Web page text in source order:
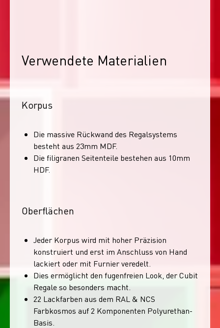
Verwendete Materialien
Korpus
Die massive Rückwand des Regalsystems
besteht aus 23mm MDF.
Die filigranen Seitenteile bestehen aus 10mm
HDF.
Oberflächen
Jeder Korpus wird mit hoher Präzision
konstruiert und erst im Anschluss von Hand
lackiert oder mit Furnier veredelt.
Dies ermöglicht den fugenfreien Look, der Cubit
Regale so besonders macht.
22 Lackfarben aus dem RAL & NCS
Farbkosmos auf 2 Komponenten Polyurethan-
Basis.